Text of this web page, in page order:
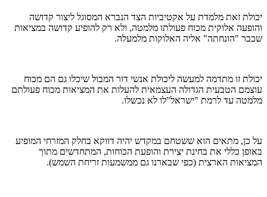
יכולת זאת מלמדת על אקטיביות הצד הנברא המסוגל ליצור קדושה
והופעה אלוקית מכוח פעולתו מלמטה, ולא רק להופיע קדושה במציאות
שכבר "הונחתה" אליה האלוקות מלמעלה.
יכולת זו מתדמה למעשה ליכולת אנשי דור המבול שיכלו גם הם מכוח
עוצמם הטבעית הגדולה העצמאית להעלות את המציאות מכוח פעולתם
מלמטה עד לרמת "ישראל"לו לא נכשלו.
על כן, מתאים הוא ששטחם במקדש יהיה דווקא בחלק המזרחי המופיע
באופן כללי את בחינת יצירת והופעת הכוחות, המתחדשים מתוך
המציאות הארצית (כפי שבארנו גם ממשמעות זריחת השמש).